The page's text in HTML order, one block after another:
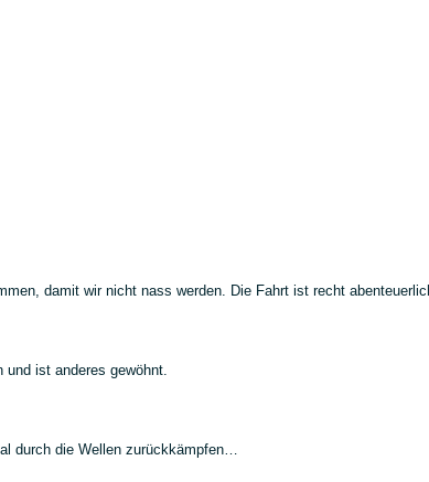
damit wir nicht nass werden. Die Fahrt ist recht
und ist anderes gewöhnt.
durch die Wellen zurückkämpfen…